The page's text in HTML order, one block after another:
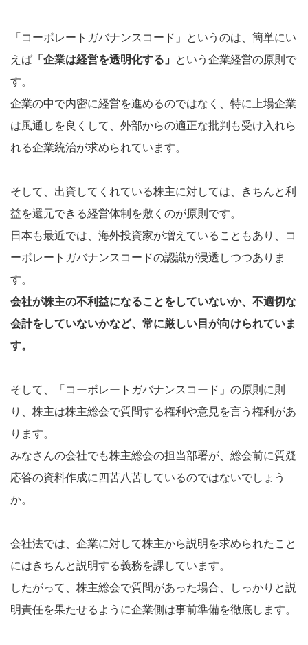
「コーポレートガバナンスコード」というのは、簡単にい
えば 「企業は経営を透明化する」
という企業経営の原則で
す。
企業の中で内密に経営を進めるのではなく、特に上場企業
は風通しを良くして、外部からの適正な批判も受け入れら
れる企業統治が求められています。
そして、出資してくれている株主に対しては、きちんと利
益を還元できる経営体制を敷くのが原則です。
日本も最近では、海外投資家が増えていることもあり、コ
ーポレートガバナンスコードの認識が浸透しつつありま
す。
会社が株主の不利益になることをしていないか、不適切な
会計をしていないかなど、常に厳しい目が向けられていま
す。
そして、「コーポレートガバナンスコード」の原則に則
り、株主は株主総会で質問する権利や意見を言う権利があ
ります。
みなさんの会社でも株主総会の担当部署が、総会前に質疑
応答の資料作成に四苦八苦しているのではないでしょう
か。
会社法では、企業に対して株主から説明を求められたこと
にはきちんと説明する義務を課しています。
したがって、株主総会で質問があった場合、しっかりと説
明責任を果たせるように企業側は事前準備を徹底します。